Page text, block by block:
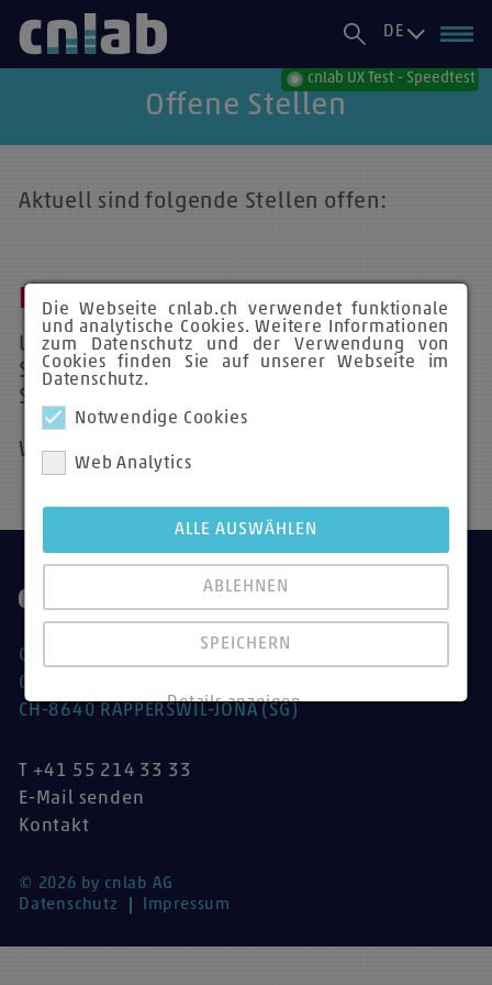
DE
cnlab UX Test - Speedtest
Offene Stellen
Aktuell sind folgende Stellen offen:
IT Security Analyst (m/w)
Untersuchen Sie aktuelle Konzepte und
Systeme auf ihre Stärken und
Schwächen als
Wir freuen uns auf Sie!
© 2026 by cnlab AG
Datenschutz
Impressum
CNLAB
OBERE BAHNHOFSTRASSE 32B
CH-8640 RAPPERSWIL-JONA (SG)
T +41 55 214 33 33
E-Mail senden
Kontakt
Die Webseite cnlab.ch verwendet funktionale
und analytische Cookies. Weitere Informationen
zum Datenschutz und der Verwendung von
Cookies finden Sie auf unserer Webseite im
Datenschutz.
Notwendige Cookies
Web Analytics
ALLE AUSWÄHLEN
ABLEHNEN
SPEICHERN
Details anzeigen